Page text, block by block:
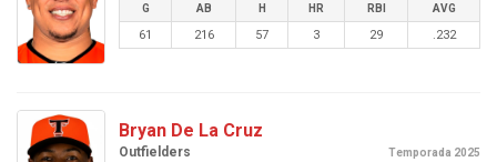
G AB H HR RBI AVG
61 216 57 3 29 .232
Bryan De La Cruz
Outfielders Temporada 2025